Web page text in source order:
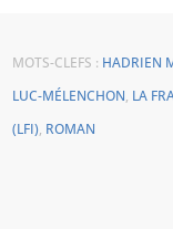
MOTS-CLEFS : HADRIEN
LUC-MÉLENCHON, LA
(LFI), ROMAN